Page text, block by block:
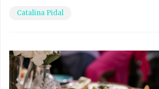
Catalina Pidal